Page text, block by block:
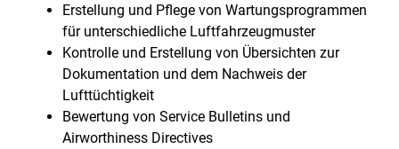
Erstellung und Pflege von Wartungsprogrammen
für unterschiedliche Luftfahrzeugmuster
Kontrolle und Erstellung von Übersichten zur
Dokumentation und dem Nachweis der
Lufttüchtigkeit
Bewertung von Service Bulletins und
Airworthiness Directives